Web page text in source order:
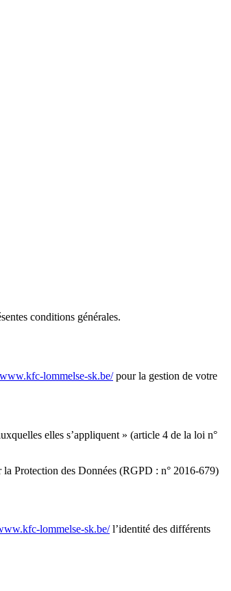
conditions générales.
lommelse-sk.be/pour la gestion de votre
elles s’appliquent » (article 4 de la loi n°
la Protection des Données (RGPD : n° 2016-679)
lommelse-sk.be/l’identité des différents